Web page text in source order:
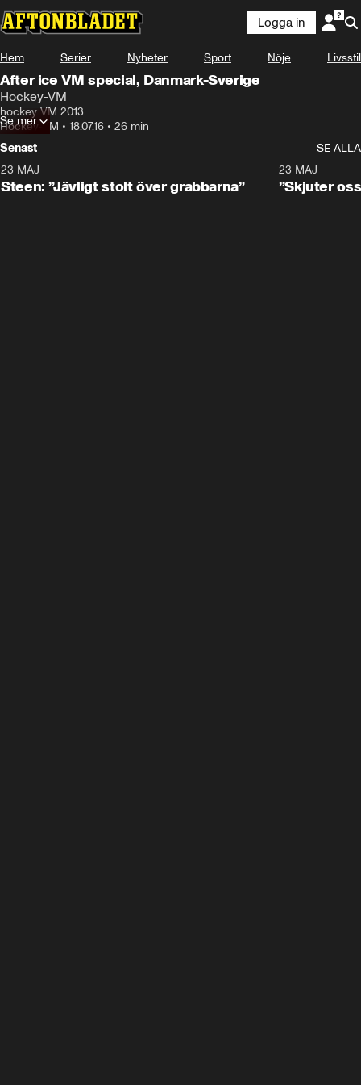
Logga in
Hem Serier Nyheter Sport Nöje Livsstil
After ice VM special, Danmark-Sverige
Hockey-VM
hockey VM 2013
Hockey-VM • 18.07.16 • 26 min
Se mer
Senast
SE ALLA
23 MAJ
Steen: ”Jävligt stolt över grabbarna”
23 MAJ
”Skjuter